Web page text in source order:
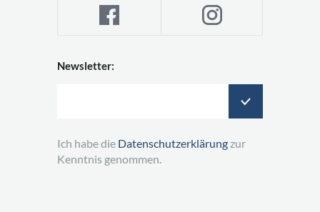
Newsletter:
Ich habe die Datenschutzerklärung zur
Kenntnis genommen.